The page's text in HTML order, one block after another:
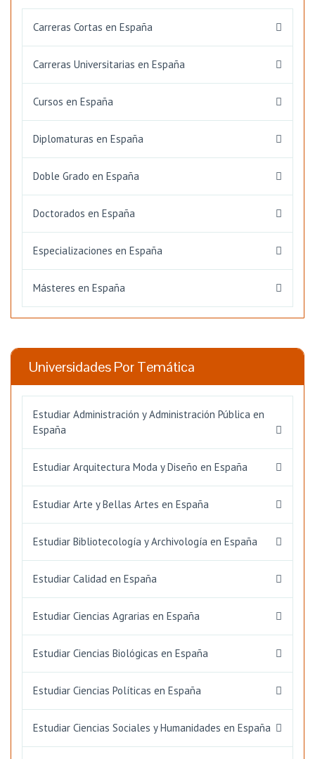
Carreras Cortas en España
Carreras Universitarias en España
Cursos en España
Diplomaturas en España
Doble Grado en España
Doctorados en España
Especializaciones en España
Másteres en España
Universidades Por Temática
Estudiar Administración y Administración Pública en
España
Estudiar Arquitectura Moda y Diseño en España
Estudiar Arte y Bellas Artes en España
Estudiar Bibliotecología y Archivología en España
Estudiar Calidad en España
Estudiar Ciencias Agrarias en España
Estudiar Ciencias Biológicas en España
Estudiar Ciencias Políticas en España
Estudiar Ciencias Sociales y Humanidades en España